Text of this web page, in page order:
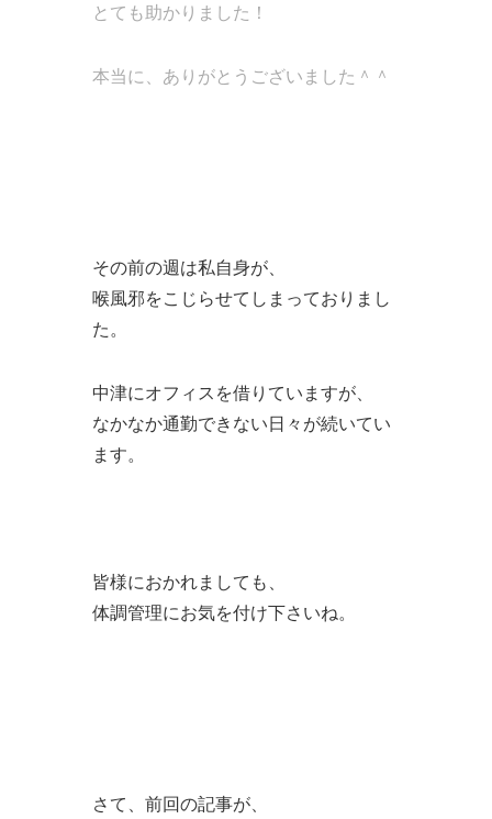
とても助かりました！
本当に、ありがとうございました＾＾
その前の週は私自身が、
喉風邪をこじらせてしまっておりまし
た。
中津にオフィスを借りていますが、
なかなか通勤できない日々が続いてい
ます。
皆様におかれましても、
体調管理にお気を付け下さいね。
さて、前回の記事が、